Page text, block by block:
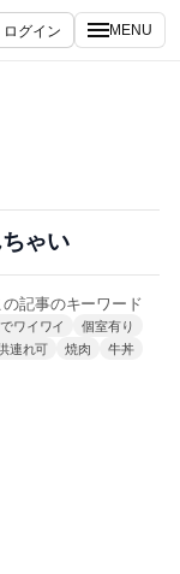
ログイン MENU
ゃい
の記事のキーワード
ワイワイ
個室有り
連れ可
焼肉 牛丼